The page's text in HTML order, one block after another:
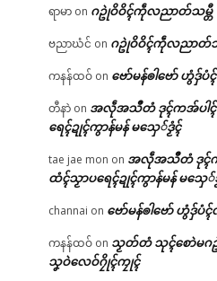
ရာမာ on ဂဥုဲဝိဝိၚ်ကဵုလညာတ်သမ္တီ
ဗညာဃံင် on ဂဥုဲဝိဝိၚ်ကဵုလညာတ်သ
ကနန်ထဝ် on ဗော်မန်ၜါဗော် ဟွံဒှ်
တီနာဲ on အလဵုအသဳတံ ဒုၚ်ကအ်ပါၚ်
ရေၚ်ဍုၚ်ကွာန်မန် မသှေ်ဒၟံၚ်
tae jae mon on အလဵုအသဳတံ ဒုၚ်က
ထံၚ်သၟာပရေၚ်ဍုၚ်ကွာန်မန် မသှေ်
channai on ဗော်မန်ၜါဗော် ဟွံဒှ်ပံ
ကနန်ထဝ် on သၟတ်တံ သုၚ်စောဲမဂ
သၞဝဲလေဝ်ဂၠိုၚ်ကၠုၚ်